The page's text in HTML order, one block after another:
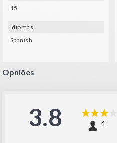
15
Idiomas
Spanish
Opniões
3.8 4